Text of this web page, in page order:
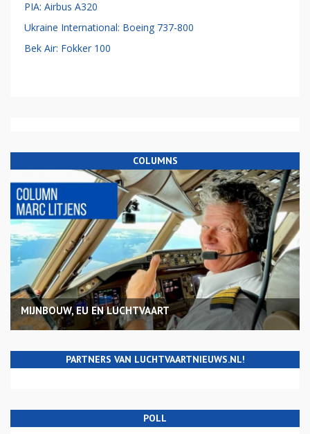
PIA: Airbus A320
Ukraine International: Boeing 737-800
Bek Air: Fokker 100
COLUMNS
MIJNBOUW, EU EN LUCHTVAART
PARTNERS VAN LUCHTVAARTNIEUWS.NL!
POLL